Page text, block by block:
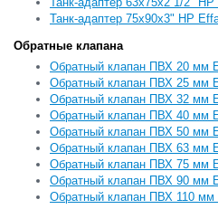
Танк-адаптер 75х90х3" НР
Обратные клапана
Обратный клапан ПВХ 20 мм
Обратный клапан ПВХ 25 мм
Обратный клапан ПВХ 32 мм
Обратный клапан ПВХ 40 мм
Обратный клапан ПВХ 50 мм
Обратный клапан ПВХ 63 мм
Обратный клапан ПВХ 75 мм
Обратный клапан ПВХ 90 мм
Обратный клапан ПВХ 110 мм